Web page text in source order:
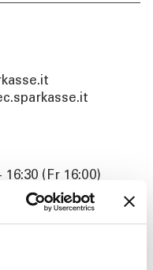
16:30 (Fr 16:00)